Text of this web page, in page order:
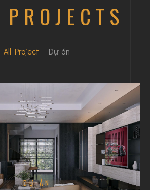
PROJECTS
All Project Dự án
DỰ ÁN